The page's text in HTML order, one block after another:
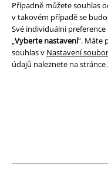
Případně můžete souhlas
v takovém případě se
Své individuální
„Vyberte nastavení“. Máte
souhlas v Nastavení
údajů naleznete na stránce